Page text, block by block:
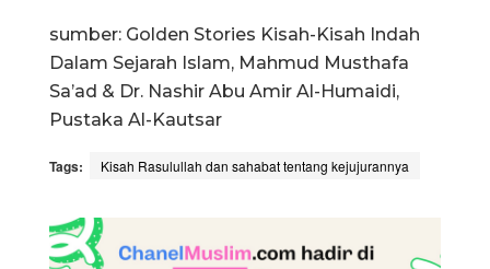
sumber: Golden Stories Kisah-Kisah Indah
Dalam Sejarah Islam, Mahmud Musthafa
Sa’ad & Dr. Nashir Abu Amir Al-Humaidi,
Pustaka Al-Kautsar
Tags: Kisah Rasulullah dan sahabat tentang kejujurannya